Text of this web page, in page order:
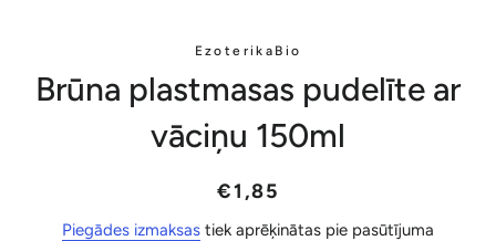
EzoterikaBio
Brūna plastmasas pudelīte ar
vāciņu 150ml
Parastā
Akcijas
€1,85
Piegādes izmaksas tiek aprēķinātas pie pasūtījuma